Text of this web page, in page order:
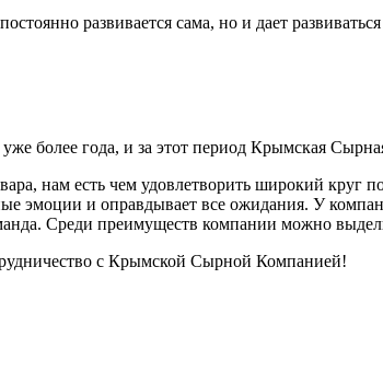
развивается сама, но и дает
более года, и за этот период Крымская
нам есть чем удовлетворить широкий
эмоции и оправдывает все ожидания. У
Среди преимуществ компании можно
с Крымской Сырной Компанией!